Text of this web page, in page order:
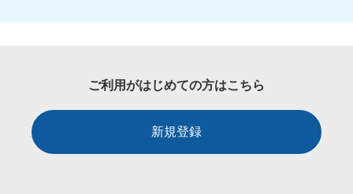
ご利用がはじめての方はこちら
新規登録